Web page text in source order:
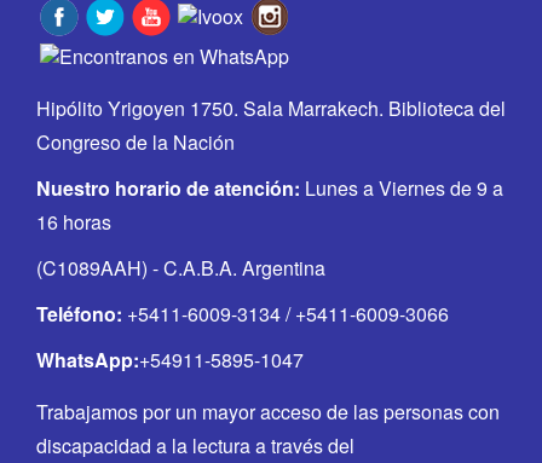
Hipólito Yrigoyen 1750. Sala Marrakech. Biblioteca del
Congreso de la Nación
Nuestro horario de atención: Lunes a Viernes de 9 a
16 horas
(C1089AAH) - C.A.B.A. Argentina
Teléfono: +5411-6009-3134 / +5411-6009-3066
WhatsApp:+54911-5895-1047
Trabajamos por un mayor acceso de las personas con
discapacidad a la lectura a través del